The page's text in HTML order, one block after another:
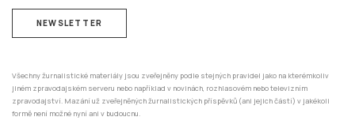
NEWSLETTER
Všechny žurnalistické materiály jsou zveřejněny podle stejných pravidel jako na kterémkoliv
jiném zpravodajském serveru nebo například v novinách, rozhlasovém nebo televizním
zpravodajství. Mazání už zveřejněných žurnalistických příspěvků (ani jejich částí) v jakékoli
formě není možné nyní ani v budoucnu.